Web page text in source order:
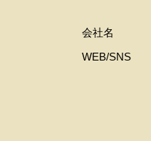
会社名
WEB/SNS